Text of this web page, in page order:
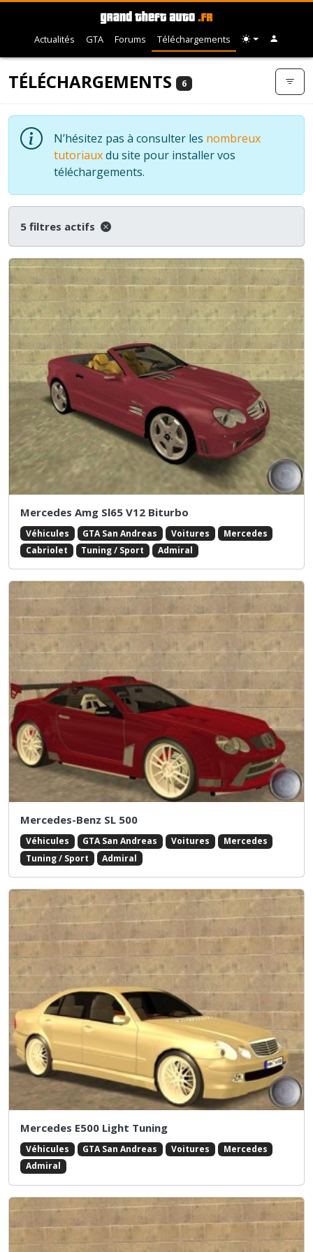
Actualités GTA Forums Téléchargements
TÉLÉCHARGEMENTS 6
N’hésitez pas à consulter les nombreux
tutoriauxdu site pour installer vos
téléchargements.
5 filtres actifs
Mercedes Amg Sl65 V12 Biturbo
Véhicules GTA San Andreas Voitures
Mercedes
Cabriolet
Tuning / Sport Admiral
Mercedes-Benz SL 500
Véhicules GTA San Andreas Voitures
Mercedes
Tuning / Sport
Admiral
Mercedes E500 Light Tuning
Véhicules GTA San Andreas Voitures
Mercedes
Admiral